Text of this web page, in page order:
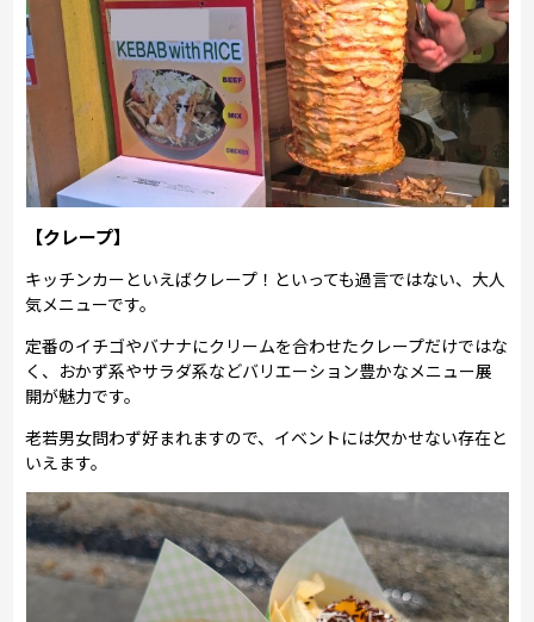
【クレープ】
キッチンカーといえばクレープ！といっても過言ではない、大人
気メニューです。
定番のイチゴやバナナにクリームを合わせたクレープだけではな
く、おかず系やサラダ系などバリエーション豊かなメニュー展
開が魅力です。
老若男女問わず好まれますので、イベントには欠かせない存在と
いえます。